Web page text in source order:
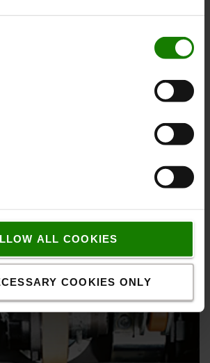
ALL COOKIES
COOKIES ONLY
uden opsyn, stopper den
kan indstilles fra 1-20 minutter eller 4